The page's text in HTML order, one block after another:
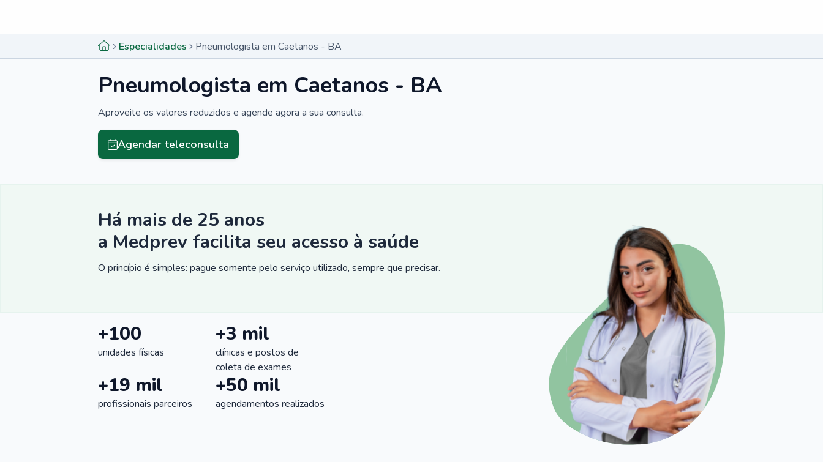
Especialidades Pneumologista em Caetanos - BA
Pneumologista em Caetanos - BA
Aproveite os valores reduzidos e agende agora a sua consulta.
Agendar teleconsulta
Há mais de 25 anos
a Medprev facilita seu acesso à saúde
O princípio é simples: pague somente pelo serviço utilizado, sempre que precisar.
+100
unidades físicas
+3 mil
clínicas e postos de
coleta de exames
+19 mil
profissionais parceiros
+50 mil
agendamentos realizados